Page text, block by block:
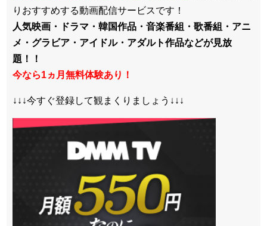
りおすすめする動画配信サービスです！
人気映画・ドラマ・韓国作品・音楽番組・歌番組・アニ
メ・グラビア・アイドル・アダルト作品などが見放
題！！
今なら1ヵ月無料体験あり！
↓↓↓今すぐ登録して観まくりましょう↓↓↓